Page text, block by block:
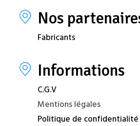
Nos
Fabricants
Informations
C.G.V
Mentions légales
Politique de confidentialité